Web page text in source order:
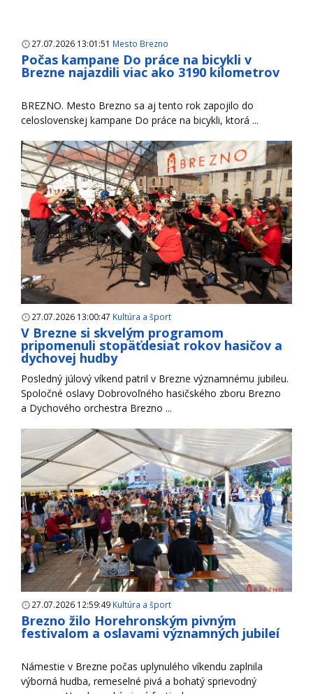
27.07.2026 13:01:51 Mesto Brezno
Počas kampane Do práce na bicykli v
Brezne najazdili viac ako 3190 kilometrov
BREZNO. Mesto Brezno sa aj tento rok zapojilo do
celoslovenskej kampane Do práce na bicykli, ktorá ...
27.07.2026 13:00:47 Kultúra a šport
V Brezne si skvelým programom
pripomenuli stopäťdesiat rokov hasičov a
dychovej hudby
Posledný júlový víkend patril v Brezne významnému jubileu.
Spoločné oslavy Dobrovoľného hasičského zboru Brezno
a Dychového orchestra Brezno ...
27.07.2026 12:59:49 Kultúra a šport
Brezno žilo Horehronským pivným
festivalom a oslavami významných jubileí
Námestie v Brezne počas uplynulého víkendu zaplnila
výborná hudba, remeselné pivá a bohatý sprievodný